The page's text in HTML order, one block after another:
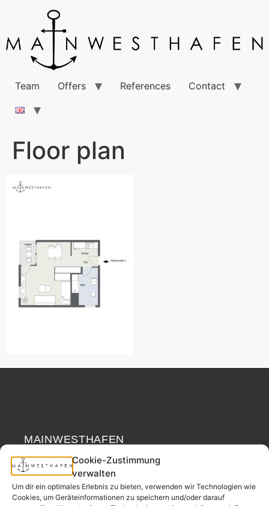
Cookie-Zustimmung
verwalten
Um dir ein optimales Erlebnis zu bieten, verwenden wir Technologien wie
Cookies, um Geräteinformationen zu speichern und/oder darauf
Team Offers References Contact
Floor plan
MAINWESTHAFEN
Your neighborhood
real estate partner.
Widerrufsrecht